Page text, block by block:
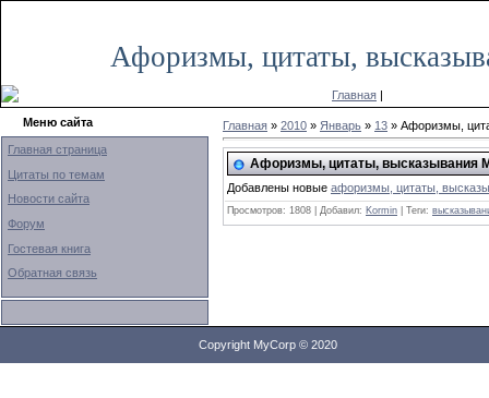
Афоризмы, цитаты,
Главная |
Меню сайта
Главная страница
Цитаты по темам
Новости сайта
Форум
Гостевая книга
Обратная связь
Главная » 2010 » Январь » 13 » Афоризмы,
Афоризмы, цитаты, высказывания
Добавлены новые афоризмы, цитаты,
Просмотров: 1808 | Добавил: Kormin | Теги:
Copyright MyCorp © 2020